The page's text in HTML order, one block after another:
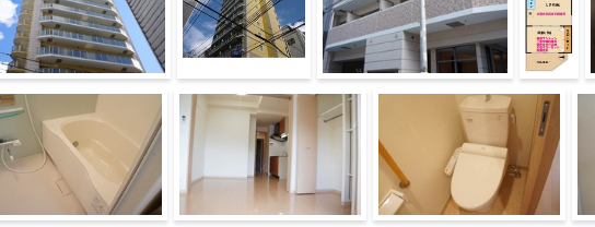
外観 外観2 外観3
間取
り